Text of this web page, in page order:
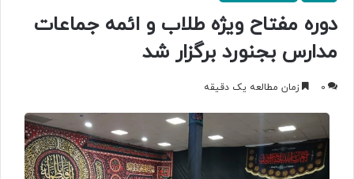
دوره مفتاح ویژه طلاب و ائمه جماعات
مدارس بجنورد برگزار شد
0 زمان مطالعه یک دقیقه